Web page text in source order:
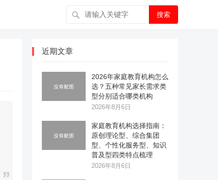
搜索
近期文章
2026年家庭教育机构怎么
选？五种常见家长需求类
型分别适合哪类机构
2026年8月6日
家庭教育机构选择指南：
原创理论型、综合集团
型、个性化服务型、知识
普及型四类特点梳理
2026年8月6日